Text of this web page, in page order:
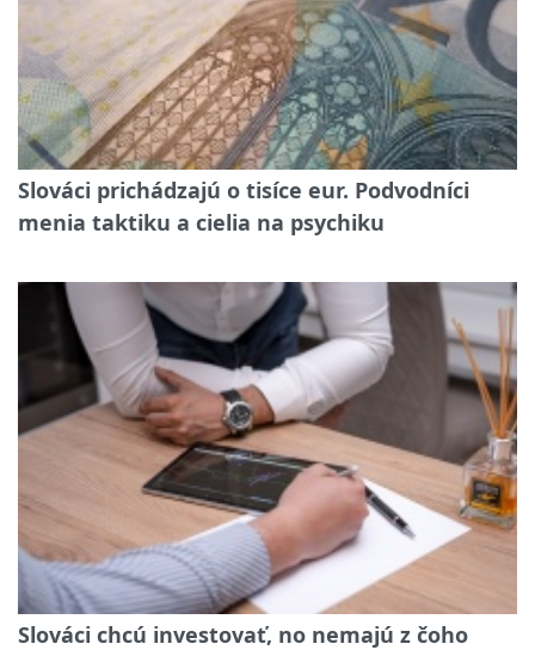
Slováci prichádzajú o tisíce eur. Podvodníci
menia taktiku a cielia na psychiku
Slováci chcú investovať, no nemajú z čoho